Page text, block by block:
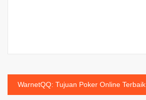
Post
WarnetQQ: Tujuan Poker Online Terbaik